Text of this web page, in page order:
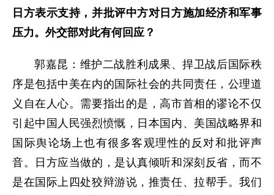
日方表示支持，并批评中方对日方施加经济和军事
压力。外交部对此有何回应？
郭嘉昆：维护二战胜利成果、捍卫战后国际秩
序是包括中美在内的国际社会的共同责任，公理道
义自在人心。需要指出的是，高市首相的谬论不仅
引起中国人民强烈愤慨，日本国内、美国战略界和
国际舆论场上也有很多客观理性的反对和批评声
音。日方应当做的，是认真倾听和深刻反省，而不
是在国际上四处狡辩游说，推责任、拉帮手。我们